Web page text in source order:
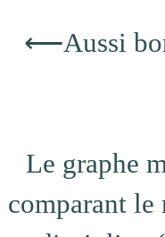
⟵Aussi
Le graphe
comparant le